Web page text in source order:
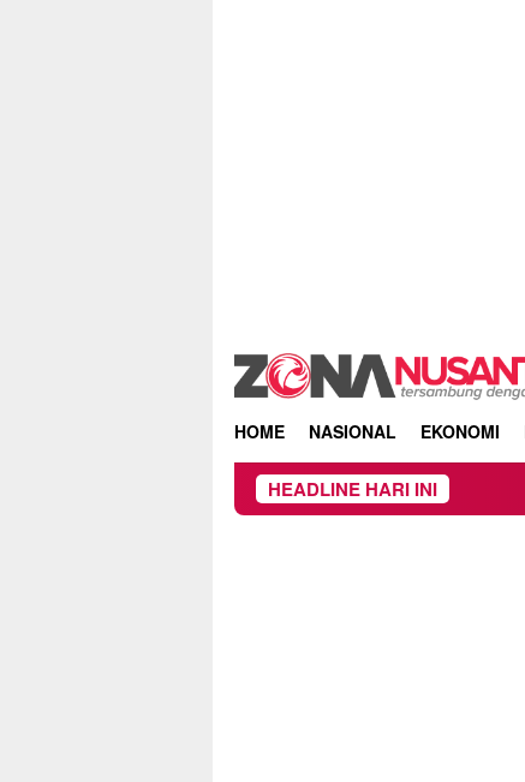
HOME NASIONAL EKONOMI
HEADLINE HARI INI